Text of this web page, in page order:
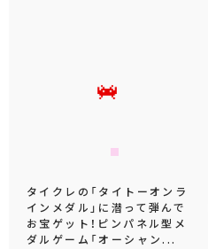
タイクレの「タイトーオンラ
インメダル」に潜って弾んで
お宝ゲット！ピンパネル型メ
ダルゲーム「オーシャン...